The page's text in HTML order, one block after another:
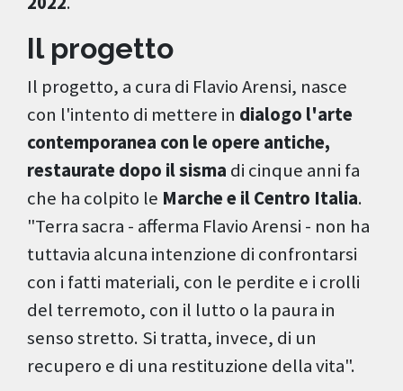
Il progetto
Il progetto, a cura di Flavio Arensi, nasce
con l'intento di mettere in dialogo l'arte
contemporanea con le opere antiche,
restaurate dopo il sisma di cinque anni fa
che ha colpito le Marche e il Centro Italia.
"Terra sacra - afferma Flavio Arensi - non ha
tuttavia alcuna intenzione di confrontarsi
con i fatti materiali, con le perdite e i crolli
del terremoto, con il lutto o la paura in
senso stretto. Si tratta, invece, di un
recupero e di una restituzione della vita".